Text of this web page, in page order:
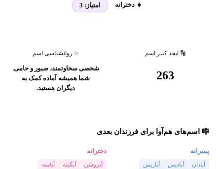
👧 دخترانه امتیاز: 3
🔢 ابجد کبیر اسم
263
✨ روانشناسی اسم
شخصی سخاوتمند، صبور و حامی.
شما همیشه آماده کمک به
دیگران هستید.
🎼 اسم‌های هم‌آوا برای فرزندان بعدی
پسرانه
آبادان آبادیس آباریس
دخترانه
آبروشن آبگینه آپامنه